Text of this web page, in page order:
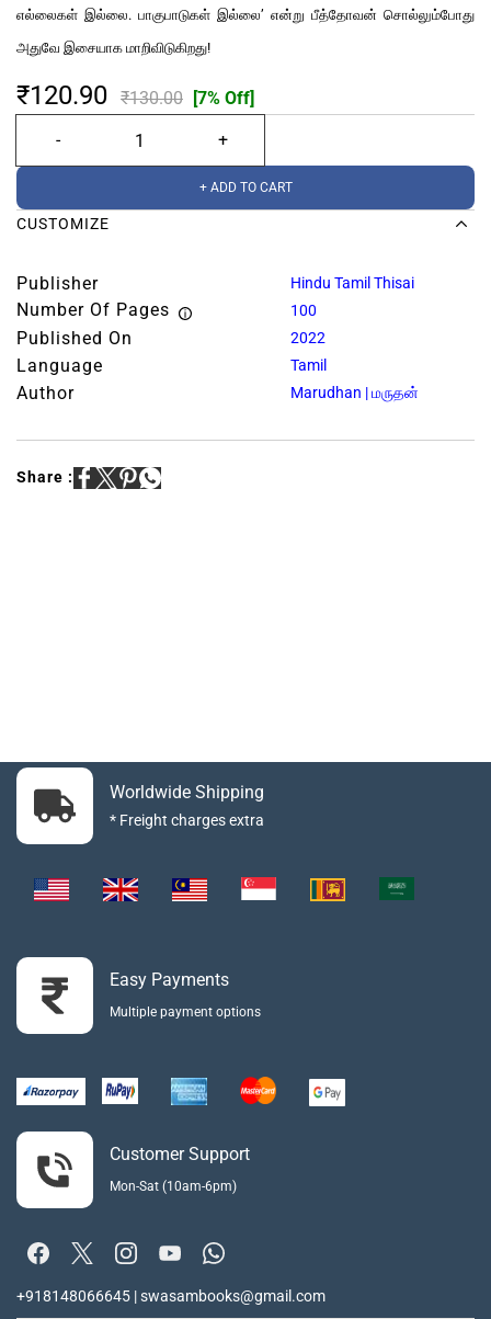
எல்லைகள் இல்லை. பாகுபாடுகள் இல்லை’ என்று பீத்தோவன் சொல்லும்போது
அதுவே இசையாக மாறிவிடுகிறது!
₹120.90 ₹130.00 [7% Off]
+ ADD TO CART
CUSTOMIZE
Publisher Hindu Tamil Thisai
Number Of Pages 100
Published On 2022
Language Tamil
Author Marudhan | மருதன்
Share :
Worldwide Shipping
* Freight charges extra
Easy Payments
Multiple payment options
Customer Support
Mon-Sat (10am-6pm)
+918148066645 | swasambooks@gmail.com